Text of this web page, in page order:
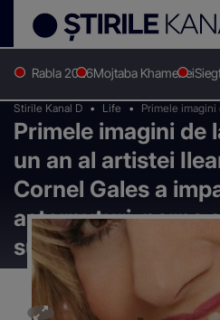
Rabla 2026Mojtaba Khamenei
Stirile Kanal D Life
Primele imagini
Ileana
asternuturi,
sale
Primele imagini de
un an al artistei
Cornel Gales a
asternuturi, perne
sufletul sotiei sale